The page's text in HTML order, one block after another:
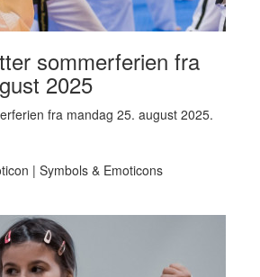
sommerferien fra
2025
fra mandag 25. august 2025.